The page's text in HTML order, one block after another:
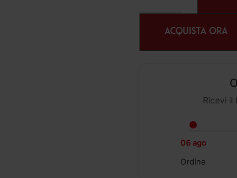
ACQUISTA ORA
Ricevi il
06 ago
Ordine